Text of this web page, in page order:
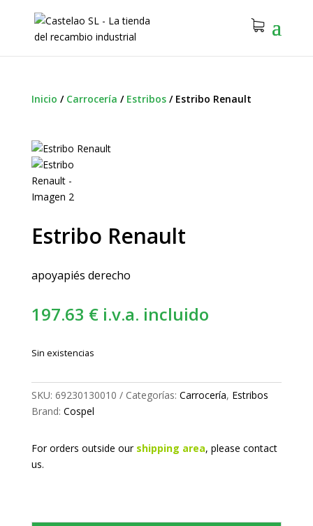
Inicio / Carrocería / Estribos/ Estribo Renault
Estribo Renault
apoyapiés derecho
197.63 € i.v.a. incluido
Sin existencias
SKU: 69230130010 Categorías: Carrocería, Estribos
Brand: Cospel
For orders outside our shipping area, please contact
us.